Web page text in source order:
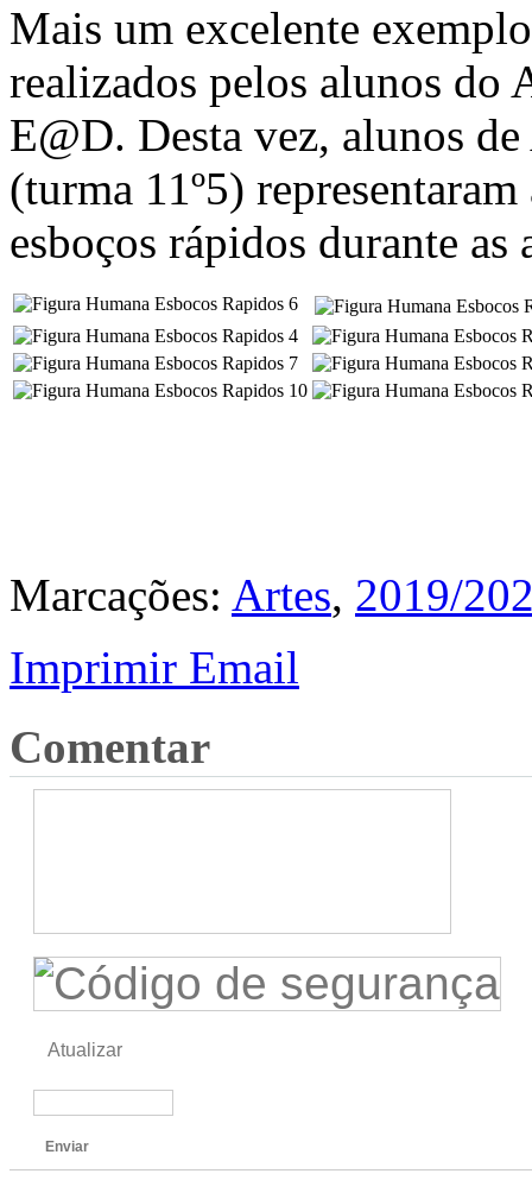
Mais um excelente
realizados pelos alunos do
E@D. Desta vez, alunos
(turma 11º5)
esboços rápidos durante as
Marcações: Artes, 2019/
Imprimir Email
Comentar
Atualizar
Enviar